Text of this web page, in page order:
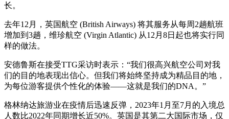
长。
去年12月，英国航空 (British Airways) 将其服务从每周2趟航班
增加到3趟，维珍航空 (Virgin Atlantic) 从12月8日起也将实行同
样的做法。
安德鲁斯在接受TTG采访时表示：“我们很高兴航空公司对我
们的目的地表现出信心。但我们将始终坚持成为精品目的地，
为每位游客提供个性化的体验——这就是我们的DNA。”
格林纳达旅游业在疫情后迅速反弹，2023年1月至7月的入境总
人数比2022年同期增长近50%。英国是其第二大国际市场，仅